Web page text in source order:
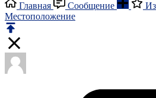
Главная
Сообщение
Местоположение